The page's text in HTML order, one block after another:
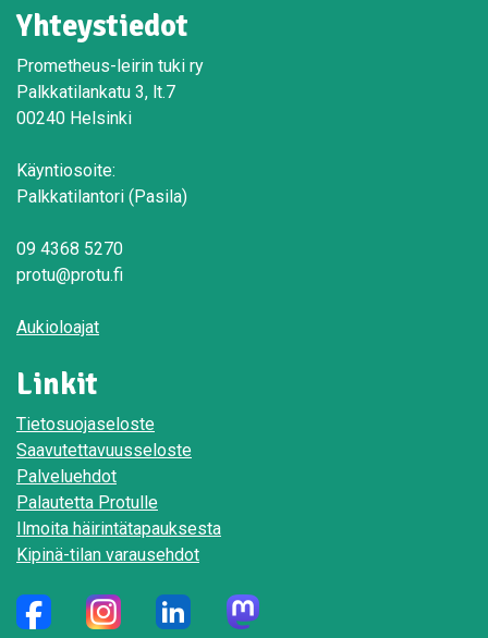
Yhteystiedot
Prometheus-leirin tuki ry
Palkkatilankatu 3, lt.7
00240 Helsinki
Käyntiosoite:
Palkkatilantori (Pasila)
09 4368 5270
protu@protu.fi
Aukioloajat
Linkit
Tietosuojaseloste
Saavutettavuusseloste
Palveluehdot
Palautetta Protulle
Ilmoita häirintätapauksesta
Kipinä-tilan varausehdot